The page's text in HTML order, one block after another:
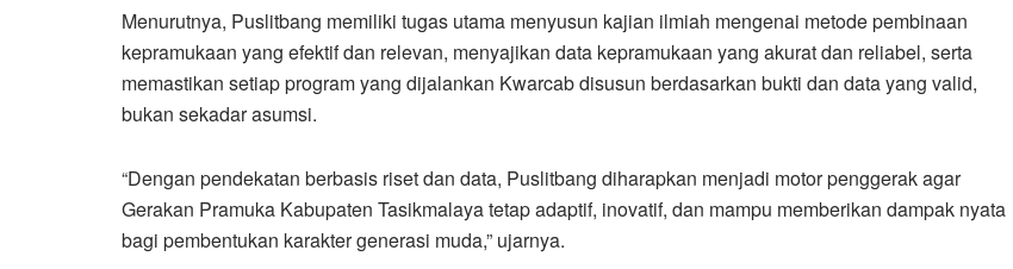
Menurutnya, Puslitbang memiliki tugas utama menyusun kajian ilmiah mengenai metode pembinaan
kepramukaan yang efektif dan relevan, menyajikan data kepramukaan yang akurat dan reliabel, serta
memastikan setiap program yang dijalankan Kwarcab disusun berdasarkan bukti dan data yang valid,
bukan sekadar asumsi.
“Dengan pendekatan berbasis riset dan data, Puslitbang diharapkan menjadi motor penggerak agar
Gerakan Pramuka Kabupaten Tasikmalaya tetap adaptif, inovatif, dan mampu memberikan dampak nyata
bagi pembentukan karakter generasi muda,” ujarnya.